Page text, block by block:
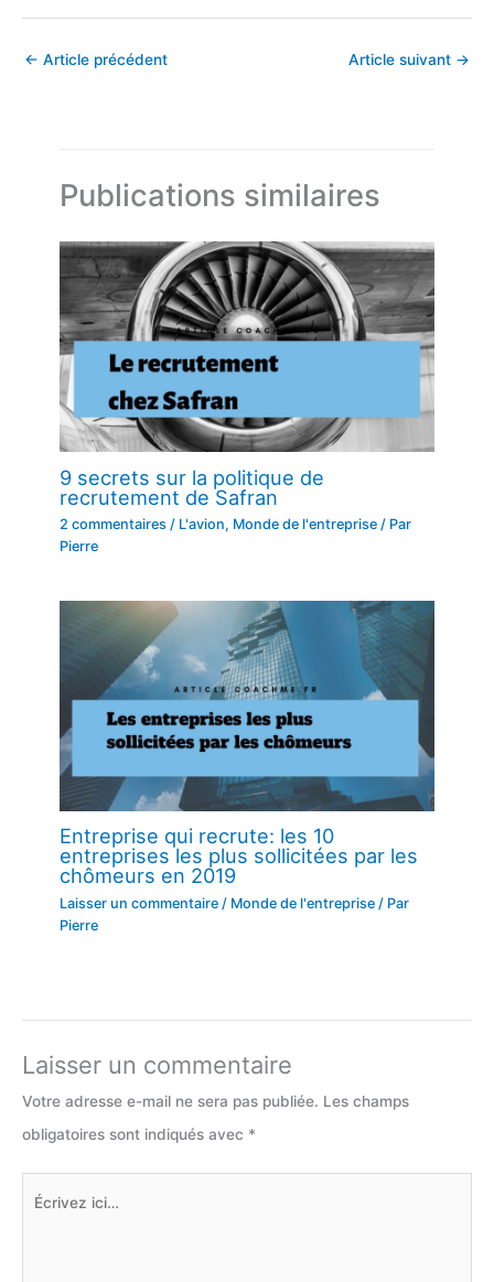
← Article précédent Article suivant →
Publications similaires
9 secrets sur la politique de
recrutement de Safran
2 commentaires / L'avion, Monde de l'entreprise / Par
Pierre
Entreprise qui recrute: les 10
entreprises les plus sollicitées par les
chômeurs en 2019
Laisser un commentaire / Monde de l'entreprise / Par
Pierre
Laisser un commentaire
Votre adresse e-mail ne sera pas publiée. Les champs
obligatoires sont indiqués avec *